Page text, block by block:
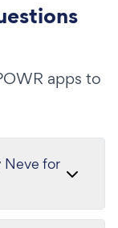
apps to
Neve for